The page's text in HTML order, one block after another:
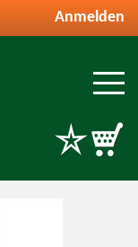
Anmelden